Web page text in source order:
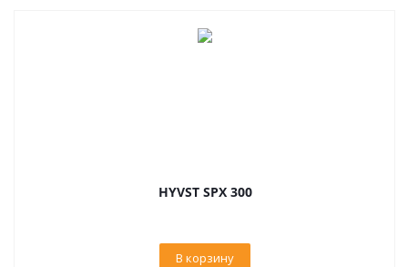
HYVST SPX 300
В корзину